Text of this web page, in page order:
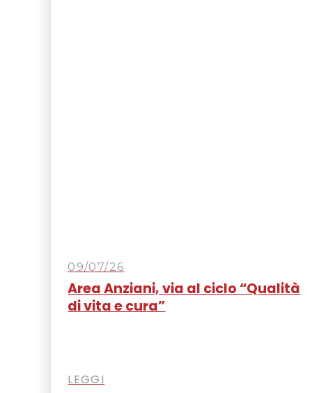
09/07/26
Area Anziani, via al ciclo “Qualità
di vita e cura”
LEGGI